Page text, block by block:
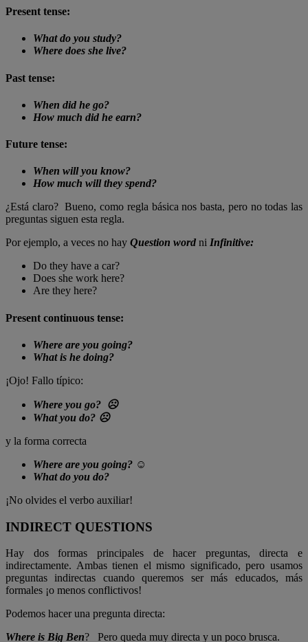
Present tense:
What do you study?
Where does she live?
Past tense:
When did he go?
How much did he earn?
Future tense:
When will you know?
How much will they spend?
¿Está claro? Bueno, como regla básica nos basta, pero no todas las
preguntas siguen esta regla.
Por ejemplo, a veces no hay Question word ni Infinitive:
Do they have a car?
Does she work here?
Are they here?
Present continuous tense:
Where are you going?
What is he doing?
¡Ojo! Fallo típico:
Where you go? ☹
What you do? ☹
y la forma correcta
Where are you going? ☺
What do you do?
¡No olvides el verbo auxiliar!
INDIRECT QUESTIONS
Hay dos formas principales de hacer preguntas, directa e
indirectamente. Ambas tienen el mismo significado, pero usamos
preguntas indirectas cuando queremos ser más educados, más
formales ¡o menos conflictivos!
Podemos hacer una pregunta directa:
Where is Big Ben? Pero queda muy directa y un poco brusca.